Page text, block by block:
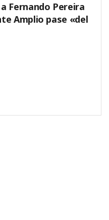
Fernando Pereira
Amplio pase «del